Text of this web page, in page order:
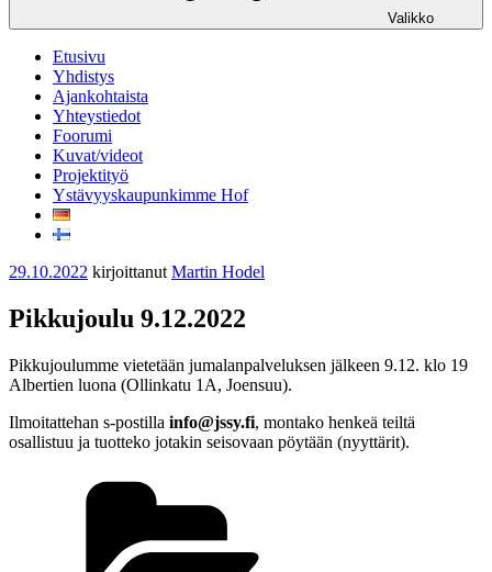
Valikko
Etusivu
Yhdistys
Ajankohtaista
Yhteystiedot
Foorumi
Kuvat/videot
Projektityö
Ystävyyskaupunkimme Hof
Julkaistu
29.10.2022 kirjoittanut Martin Hodel
Pikkujoulu 9.12.2022
Pikkujoulumme vietetään jumalanpalveluksen jälkeen 9.12. klo 19
Albertien luona (Ollinkatu 1A, Joensuu).
Ilmoitattehan s-postilla info@jssy.fi, montako henkeä teiltä
osallistuu ja tuotteko jotakin seisovaan pöytään (nyyttärit).